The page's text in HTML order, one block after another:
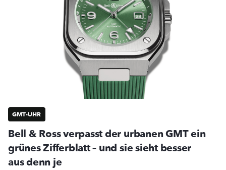
GMT-UHR
Bell & Ross verpasst der urbanen GMT ein
grünes Zifferblatt – und sie sieht besser
aus denn je